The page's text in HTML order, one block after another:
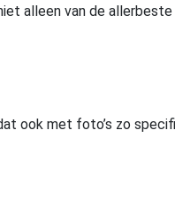
alleen van de
ook met foto’s zo